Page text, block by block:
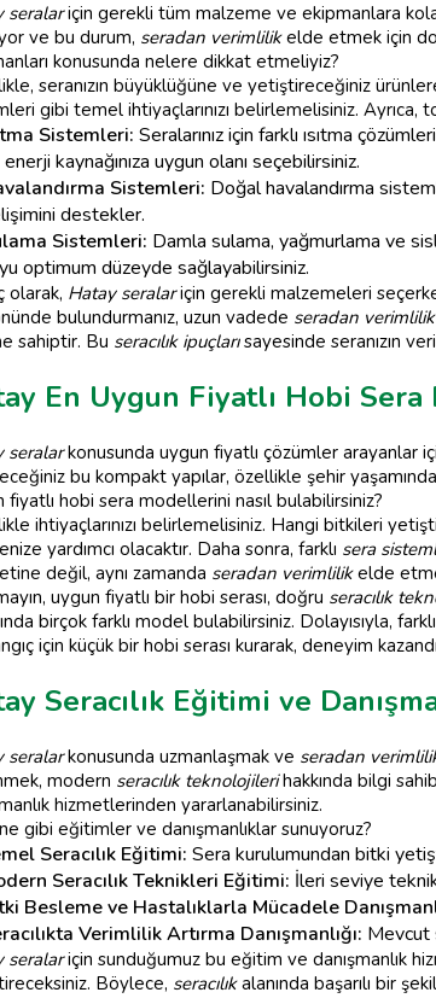
seralariçin gerekli tüm malzeme ve ekipmanlara
ve bu durum, seradan verimlilikelde etmek için
konusunda nelere dikkat etmeliyiz?
seranızın büyüklüğüne ve yetiştireceğiniz
gibi temel ihtiyaçlarınızı belirlemelisiniz.
Sistemleri: Seralarınız için farklı ısıtma
kaynağınıza uygun olanı seçebilirsiniz.
Sistemleri: Doğal havalandırma
destekler.
Sistemleri: Damla sulama, yağmurlama ve
optimum düzeyde sağlayabilirsiniz.
olarak, Hatay seralariçin gerekli malzemeleri
bulundurmanız, uzun vadede seradan verimlilik
sahiptir. Bu seracılık ipuçlarısayesinde seranızın
En Uygun Fiyatlı Hobi
seralarkonusunda uygun fiyatlı çözümler arayanlar
bu kompakt yapılar, özellikle şehir
fiyatlı hobi sera modellerini nasıl bulabilirsiniz?
ihtiyaçlarınızı belirlemelisiniz. Hangi bitkileri
yardımcı olacaktır. Daha sonra, farklı sera
değil, aynı zamanda seradan verimlilikelde
uygun fiyatlı bir hobi serası, doğru seracılık
birçok farklı model bulabilirsiniz. Dolayısıyla,
için küçük bir hobi serası kurarak, deneyim
Seracılık Eğitimi ve
seralarkonusunda uzmanlaşmak ve seradan
modern seracılık teknolojilerihakkında bilgi
hizmetlerinden yararlanabilirsiniz.
gibi eğitimler ve danışmanlıklar sunuyoruz?
Seracılık Eğitimi: Sera kurulumundan bitki
Seracılık Teknikleri Eğitimi: İleri seviye
Besleme ve Hastalıklarla Mücadele
Verimlilik Artırma Danışmanlığı: Mevcut
seralariçin sunduğumuz bu eğitim ve danışmanlık
Böylece, seracılıkalanında başarılı bir